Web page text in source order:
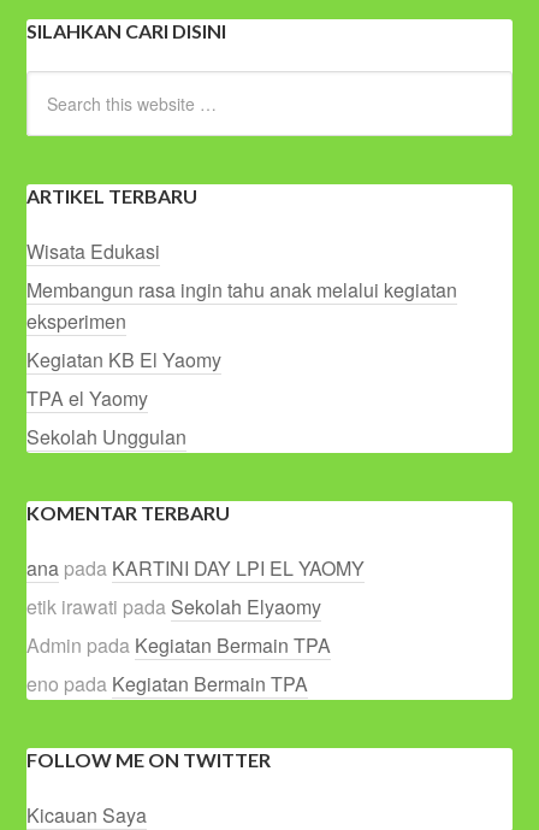
SILAHKAN CARI DISINI
ARTIKEL TERBARU
Wisata Edukasi
Membangun rasa ingin tahu anak melalui kegiatan
eksperimen
Kegiatan KB El Yaomy
TPA el Yaomy
Sekolah Unggulan
KOMENTAR TERBARU
ana pada KARTINI DAY LPI EL YAOMY
etik irawati pada Sekolah Elyaomy
Admin pada Kegiatan Bermain TPA
eno pada Kegiatan Bermain TPA
FOLLOW ME ON TWITTER
Kicauan Saya